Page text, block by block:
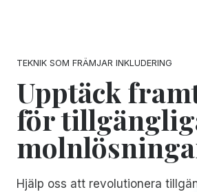
TEKNIK SOM FRÄMJAR INKLUDERING
Upptäck
för
Hjälp oss att revolutionera